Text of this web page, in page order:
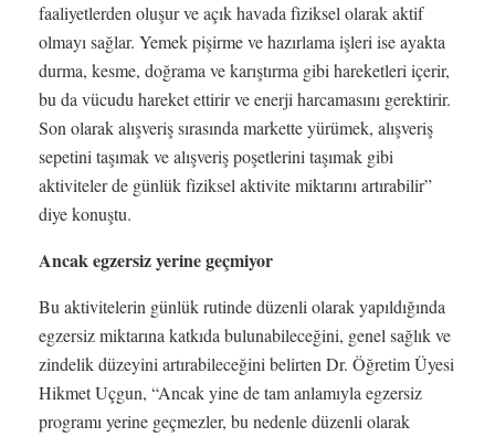
faaliyetlerden oluşur ve açık havada fiziksel olarak aktif
olmayı sağlar. Yemek pişirme ve hazırlama işleri ise ayakta
durma, kesme, doğrama ve karıştırma gibi hareketleri içerir,
bu da vücudu hareket ettirir ve enerji harcamasını gerektirir.
Son olarak alışveriş sırasında markette yürümek, alışveriş
sepetini taşımak ve alışveriş poşetlerini taşımak gibi
aktiviteler de günlük fiziksel aktivite miktarını artırabilir”
diye konuştu.
Ancak egzersiz yerine geçmiyor
Bu aktivitelerin günlük rutinde düzenli olarak yapıldığında
egzersiz miktarına katkıda bulunabileceğini, genel sağlık ve
zindelik düzeyini artırabileceğini belirten Dr. Öğretim Üyesi
Hikmet Uçgun, “Ancak yine de tam anlamıyla egzersiz
programı yerine geçmezler, bu nedenle düzenli olarak